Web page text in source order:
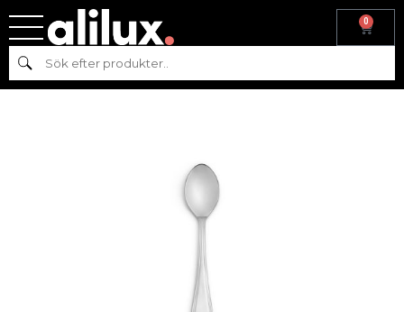
0
Sök
Hem
18/10 STÅL L:11,7 CM